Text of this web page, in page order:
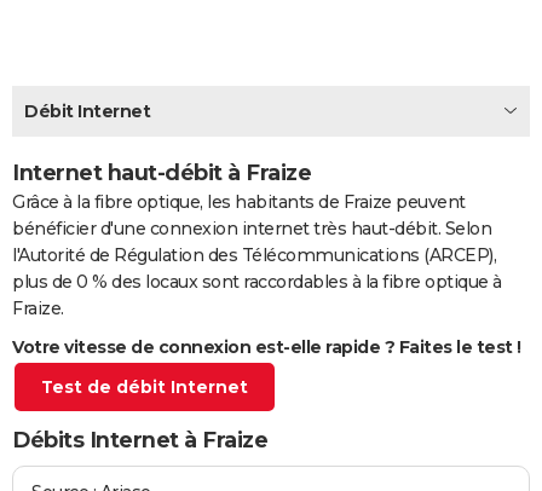
CARTE DE VOEUX
Carte de Noël
Carte Bonne année
Carte Saint-Valentin
Carte Pâques
Carte d'anniversaire
DICTIONNAIRE
PROGRAMME TV
S'inscrire
Se connecter
Lycées
Collèges
Primaires
Universités
Entreprises
Service militaire
Avis de recherche
Bricolage
Lifestyle
Culture
Sport
Auto
Television
Voyage
Cinema
Débit Internet
Internet haut-débit à Fraize
Grâce à la fibre optique, les habitants de Fraize peuvent
bénéficier d'une connexion internet très haut-débit. Selon
l'Autorité de Régulation des Télécommunications (ARCEP),
plus de 0 % des locaux sont raccordables à la fibre optique à
Fraize.
Votre vitesse de connexion est-elle rapide ? Faites le test !
Test de débit Internet
Débits Internet à Fraize